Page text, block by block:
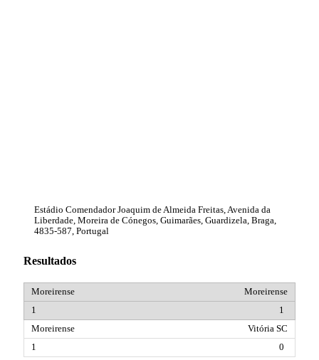
Estádio Comendador Joaquim de Almeida Freitas, Avenida da
Liberdade, Moreira de Cónegos, Guimarães, Guardizela, Braga,
4835-587, Portugal
Resultados
Moreirense
1
Vitória SC
0